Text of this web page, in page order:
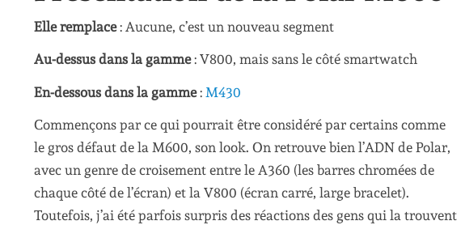
Elle remplace: Aucune, c’est un nouveau segment
Au-dessus dans la gamme: V800, mais sans le côté smartwatch
En-dessous dans la gamme: M430
Commençons par ce qui pourrait être considéré par certains comme
le gros défaut de la M600, son look. On retrouve bien l’ADN de Polar,
avec un genre de croisement entre le A360 (les barres chromées de
chaque côté de l’écran) et la V800 (écran carré, large bracelet).
Toutefois, j’ai été parfois surpris des réactions des gens qui la trouvent